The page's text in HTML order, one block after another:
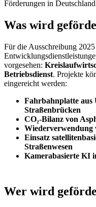
Förderungen in
Was wird
Für die Ausschreibung
vorgesehen:
Betriebsdienst. Projekte
eingereicht werden:
Fahrbahnplatte aus
Straßenbrücken
CO₂-Bilanz von
Wiederverwendung
Einsatz
Straßenwesen
Kamerabasierte KI
Wer wird